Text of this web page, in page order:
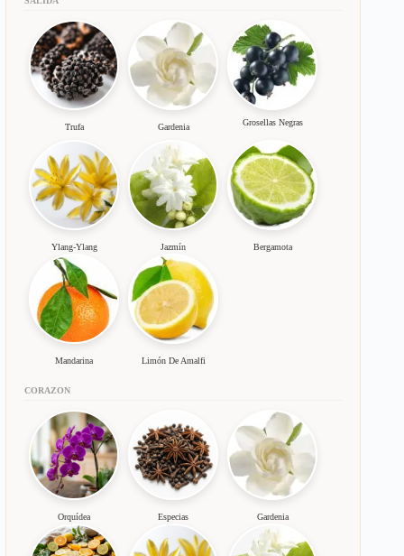
Trufa Gardenia Grosellas Negras
Ylang-Ylang Jazmín Bergamota
Mandarina Limón De Amalfi
CORAZON
Orquídea Especias Gardenia